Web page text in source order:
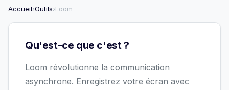
Accueil›Outils›Loom
Qu'est-ce que c'est ?
Loom révolutionne la communication
asynchrone. Enregistrez votre écran avec